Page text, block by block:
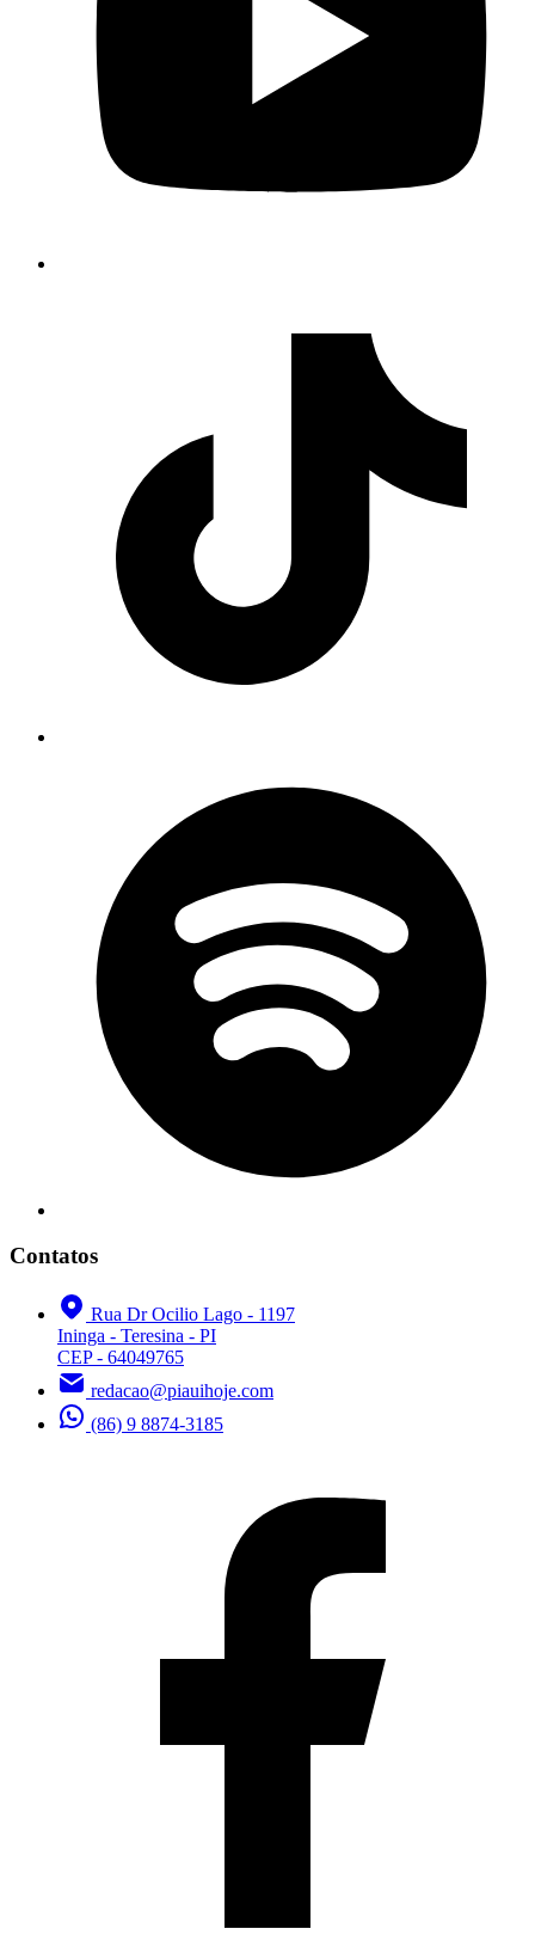
Contatos
Rua Dr Ocilio Lago - 1197
Ininga - Teresina - PI
CEP - 64049765
redacao@piauihoje.com
(86) 9 8874-3185